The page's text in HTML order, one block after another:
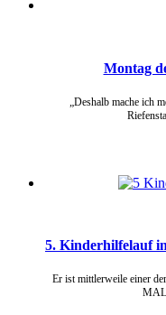
Montag
„Deshalb mache ich
5. Kinderhilfelauf
Er ist mittlerweile einer